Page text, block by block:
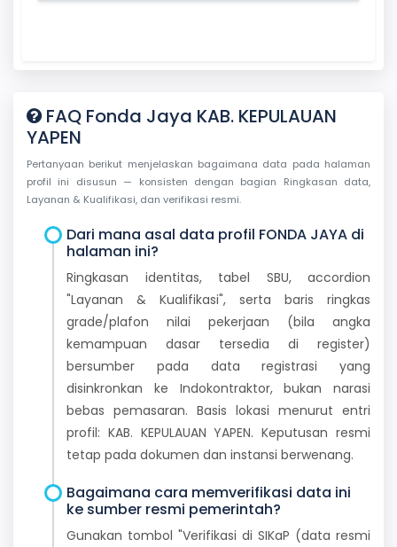
FAQ Fonda Jaya KAB. KEPULAUAN
YAPEN
Pertanyaan berikut menjelaskan bagaimana data pada halaman
profil ini disusun — konsisten dengan bagian Ringkasan data,
Layanan & Kualifikasi, dan verifikasi resmi.
Dari mana asal data profil FONDA JAYA di
halaman ini?
Ringkasan identitas, tabel SBU, accordion
"Layanan & Kualifikasi", serta baris ringkas
grade/plafon nilai pekerjaan (bila angka
kemampuan dasar tersedia di register)
bersumber pada data registrasi yang
disinkronkan ke Indokontraktor, bukan narasi
bebas pemasaran. Basis lokasi menurut entri
profil: KAB. KEPULAUAN YAPEN. Keputusan resmi
tetap pada dokumen dan instansi berwenang.
Bagaimana cara memverifikasi data ini
ke sumber resmi pemerintah?
Gunakan tombol "Verifikasi di SIKaP (data resmi